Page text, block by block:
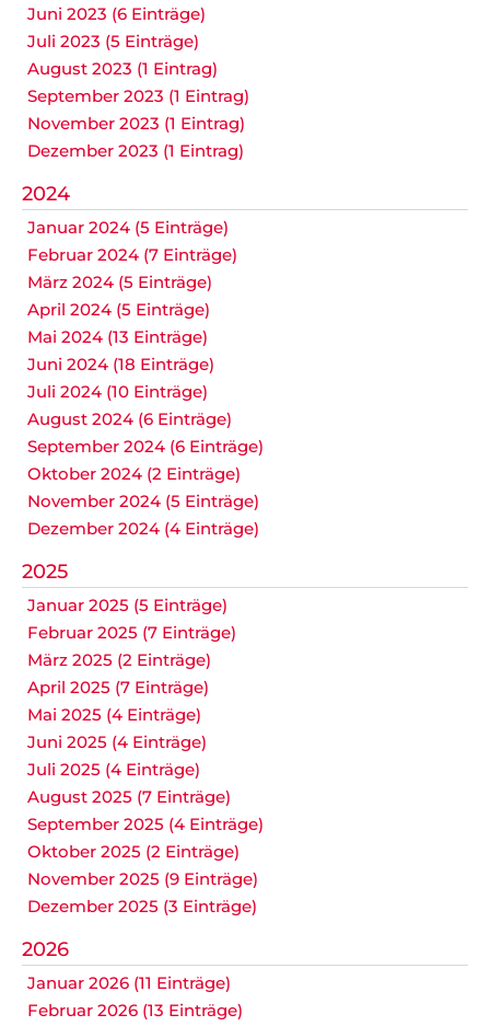
Juni 2023 (6 Einträge)
Juli 2023 (5 Einträge)
August 2023 (1 Eintrag)
September 2023 (1 Eintrag)
November 2023 (1 Eintrag)
Dezember 2023 (1 Eintrag)
2024
Januar 2024 (5 Einträge)
Februar 2024 (7 Einträge)
März 2024 (5 Einträge)
April 2024 (5 Einträge)
Mai 2024 (13 Einträge)
Juni 2024 (18 Einträge)
Juli 2024 (10 Einträge)
August 2024 (6 Einträge)
September 2024 (6 Einträge)
Oktober 2024 (2 Einträge)
November 2024 (5 Einträge)
Dezember 2024 (4 Einträge)
2025
Januar 2025 (5 Einträge)
Februar 2025 (7 Einträge)
März 2025 (2 Einträge)
April 2025 (7 Einträge)
Mai 2025 (4 Einträge)
Juni 2025 (4 Einträge)
Juli 2025 (4 Einträge)
August 2025 (7 Einträge)
September 2025 (4 Einträge)
Oktober 2025 (2 Einträge)
November 2025 (9 Einträge)
Dezember 2025 (3 Einträge)
2026
Januar 2026 (11 Einträge)
Februar 2026 (13 Einträge)